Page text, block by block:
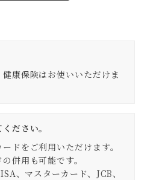
康保険はお使いいただけま
ださい。
ドをご利用いただけます。
併用も可能です。
、マスターカード、JCB、